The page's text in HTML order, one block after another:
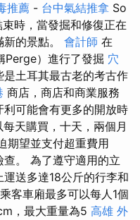
推薦 - 台中氣結推拿 So
時，當發掘和修復正在
的景點。 會計師 在
Perge）進行了發掘 穴
是土耳其最古老的考古作
商店，商店和商業服務
可能會有更多的開放時
每天購買，十天，兩個月
期望並支付超重費用
。 為了遵守適用的立
送多達18公斤的行李和
乘客車廂最多可以每人1個
，最大重量為5 高雄 外